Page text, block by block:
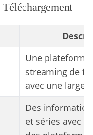
Une
streaming de
avec une large
Des
et séries avec